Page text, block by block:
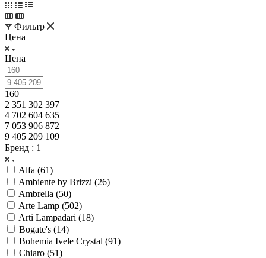
Фильтр
Цена
Цена
160
2 351 302 397
4 702 604 635
7 053 906 872
9 405 209 109
Бренд : 1
Alfa (61)
Ambiente by Brizzi (26)
Ambrella (50)
Arte Lamp (502)
Arti Lampadari (18)
Bogate's (14)
Bohemia Ivele Crystal (91)
Chiaro (51)